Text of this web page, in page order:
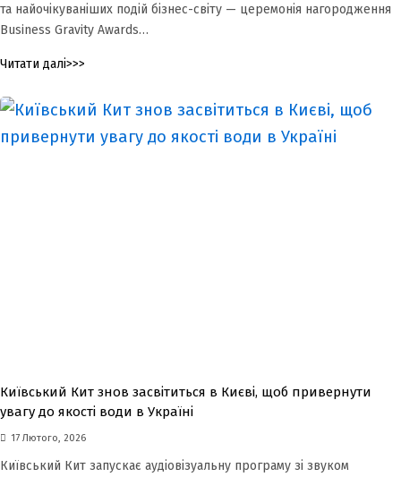
та найочікуваніших подій бізнес-світу — церемонія нагородження
Business Gravity Awards…
Читати далі>>>
Київський Кит знов засвітиться в Києві, щоб привернути
увагу до якості води в Україні
17 Лютого, 2026
Київський Кит запускає аудіовізуальну програму зі звуком